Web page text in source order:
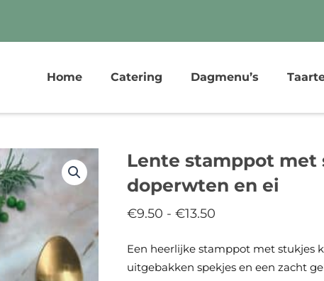
Home Catering Dagmenu’s
Lente stamppot met
doperwten en ei
€9.50 - €13.50
tot
€13.50
Een heerlijke stamppot met stukjes
uitgebakken spekjes en een zacht